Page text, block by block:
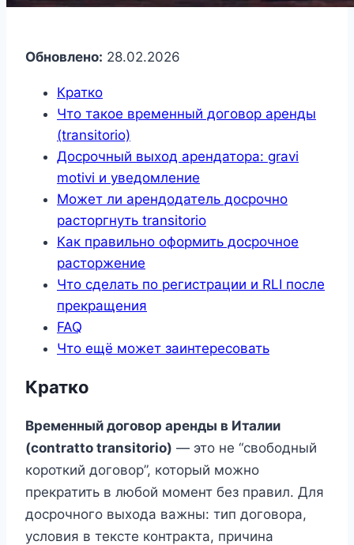
Обновлено: 28.02.2026
Кратко
Что такое временный договор аренды
(transitorio)
Досрочный выход арендатора: gravi
motivi и уведомление
Может ли арендодатель досрочно
расторгнуть transitorio
Как правильно оформить досрочное
расторжение
Что сделать по регистрации и RLI после
прекращения
FAQ
Что ещё может заинтересовать
Кратко
Временный договор аренды в Италии
(contratto transitorio) — это не “свободный
короткий договор”, который можно
прекратить в любой момент без правил. Для
досрочного выхода важны: тип договора,
условия в тексте контракта, причина